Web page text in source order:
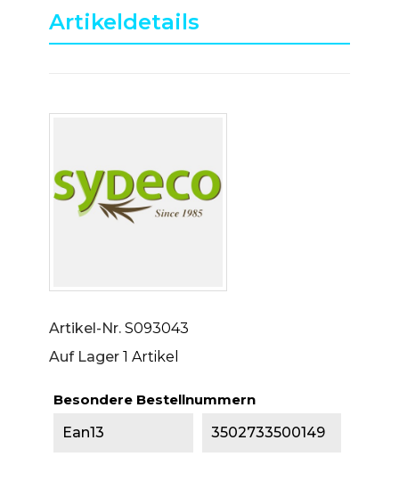
Artikeldetails
Artikel-Nr. S093043
Auf Lager 1 Artikel
Besondere Bestellnummern
Ean13
3502733500149